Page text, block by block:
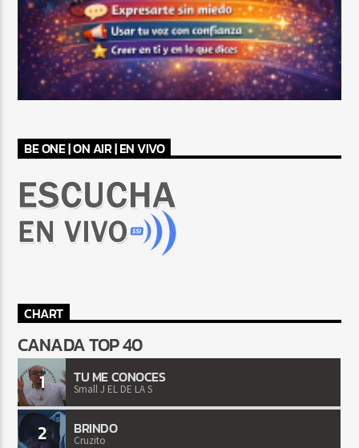
BE ONE | ON AIR | EN VIVO
CHART
CANADA TOP 40
1 TU ME CONOCES
Small J EL DE LA S
2 BRINDO
Cruzito